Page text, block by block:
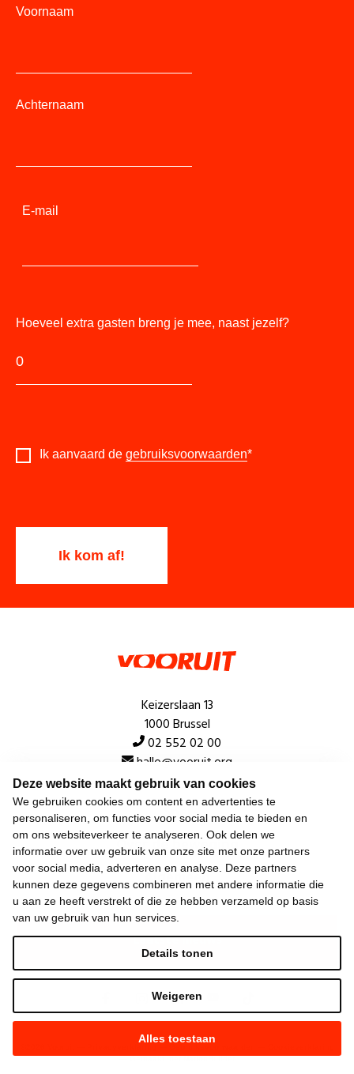
Deze website maakt gebruik van cookies
We gebruiken cookies om content en advertenties te
personaliseren, om functies voor social media te bieden en
om ons websiteverkeer te analyseren. Ook delen we
informatie over uw gebruik van onze site met onze partners
voor social media, adverteren en analyse. Deze partners
kunnen deze gegevens combineren met andere informatie die
u aan ze heeft verstrekt of die ze hebben verzameld op basis
van uw gebruik van hun services.
Alles toestaan
Weigeren
Details tonen
Voornaam
Achternaam
E-mail
Hoeveel extra gasten breng je mee, naast jezelf?
Ik aanvaard de gebruiksvoorwaarden*
Keizerslaan 13
1000 Brussel
02 552 02 00
hallo@vooruit.org
Snel
Over de beweging
Algemeen
Laatste nieuws
—Gemaakt met NationBuilder